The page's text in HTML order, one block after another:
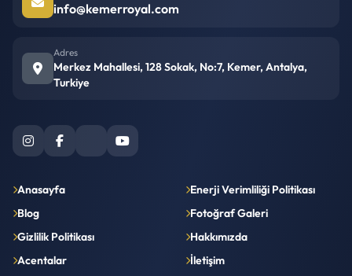
info@kemerroyal.com
Adres
Merkez Mahallesi, 128 Sokak, No:7, Kemer, Antalya,
Turkiye
Anasayfa
Blog
Gizlilik Politikası
Acentalar
Enerji Verimliliği Politikası
Fotoğraf Galeri
Hakkımızda
İletişim